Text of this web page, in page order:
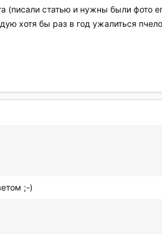
(писали статью и нужны были фото
хотя бы раз в год ужалиться
;-)